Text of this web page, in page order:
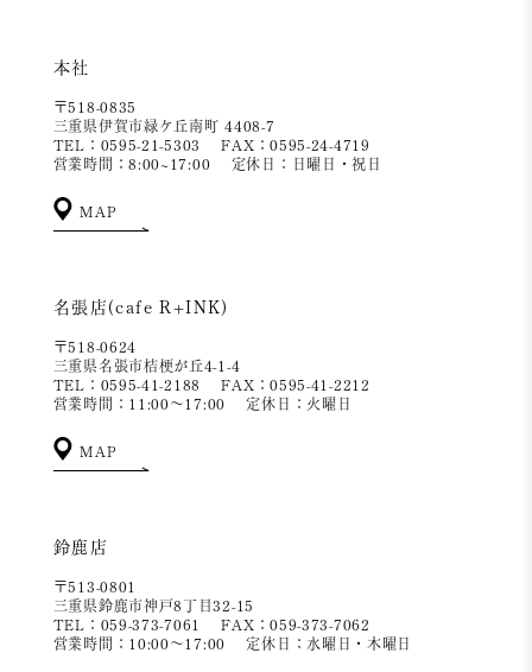
本社
〒518-0835
三重県伊賀市緑ケ丘南町 4408-7
TEL：0595-21-5303
FAX：0595-24-4719
営業時間：8:00~17:00
定休日：日曜日・祝日
MAP
名張店(cafe R+INK)
〒518-0624
三重県名張市桔梗が丘4-1-4
TEL：0595-41-2188
FAX：0595-41-2212
営業時間：11:00～17:00
定休日：火曜日
MAP
鈴鹿店
〒513-0801
三重県鈴鹿市神戸8丁目32-15
TEL：059-373-7061
FAX：059-373-7062
営業時間：10:00～17:00
定休日：水曜日・木曜日